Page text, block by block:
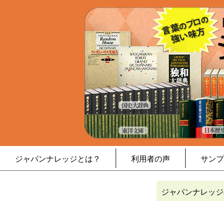
ジャパンナレッジとは？ 利用者の声 サン
ジャパンナレッ